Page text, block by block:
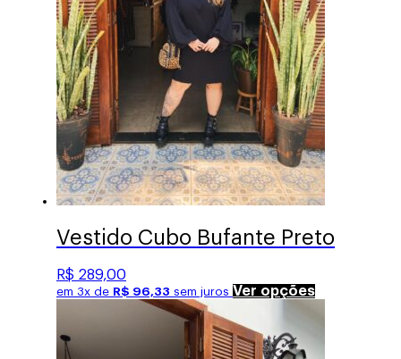
página
do
produto
Vestido Cubo Bufante Preto
R$ 289,00
em 3x de R$ 96,33 sem juros Ver opçõesEste